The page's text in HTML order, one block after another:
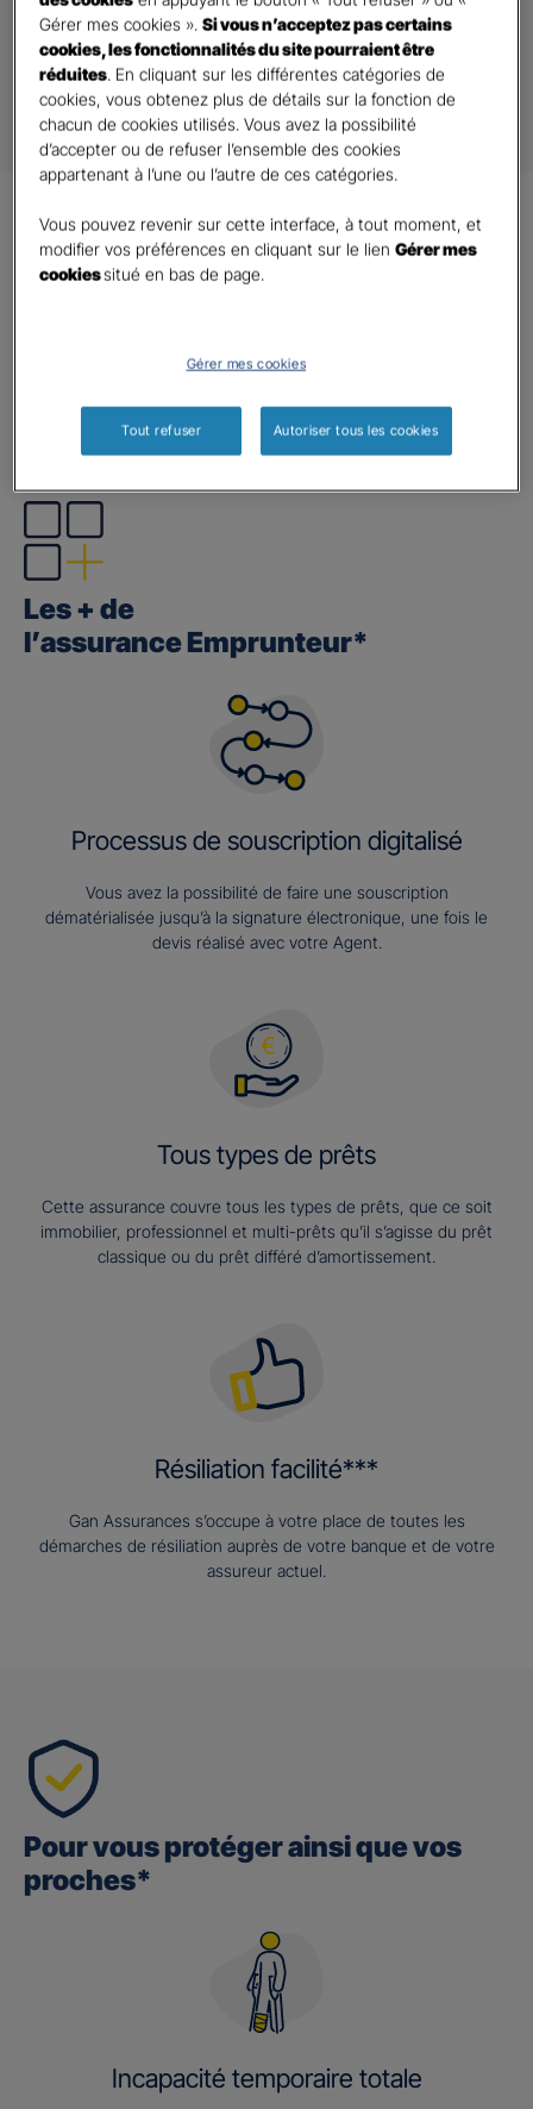
Demander un Devis Emprunteur
Lesatoutsde
l’assuranceEmprunteur Pro
vous protéger, votre activité et votre famille, en
celles de la plupart des organismes bancaires.
Les + de
l’assurance Emprunteur*
Processus de souscription digitalisé
Vous avez la possibilité de faire une souscription
dématérialisée jusqu’à la signature électronique, une fois le
devis réalisé avec votre Agent.
Tous types de prêts
Cette assurance couvre tous les types de prêts, que ce soit
immobilier, professionnel et multi-prêts qu’il s’agisse du prêt
classique ou du prêt différé d’amortissement.
Résiliation facilité***
Gan Assurances s’occupe à votre place de toutes les
démarches de résiliation auprès de votre banque et de votre
assureur actuel.
Pour vous protéger ainsi que vos
proches*
Incapacité temporaire totale
Gérer mes cookies ».Si vous n’acceptez pas certains
cookies, les fonctionnalités du site pourraient être
réduites . En cliquant sur les différentes catégories de
cookies, vous obtenez plus de détails sur la fonction de
chacun de cookies utilisés. Vous avez la possibilité
d’accepter ou de refuser l’ensemble des cookies
appartenant à l’une ou l’autre de ces catégories.
Vous pouvez revenir sur cette interface, à tout moment, et
modifier vos préférences en cliquant sur le lienGérer mes
cookiessitué en bas de page.
Gérer mes cookies
Tout refuser Autoriser tous les cookies